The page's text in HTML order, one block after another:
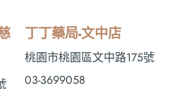
丁丁藥局-文中店
桃園市桃園區文中路175號
03-3699058